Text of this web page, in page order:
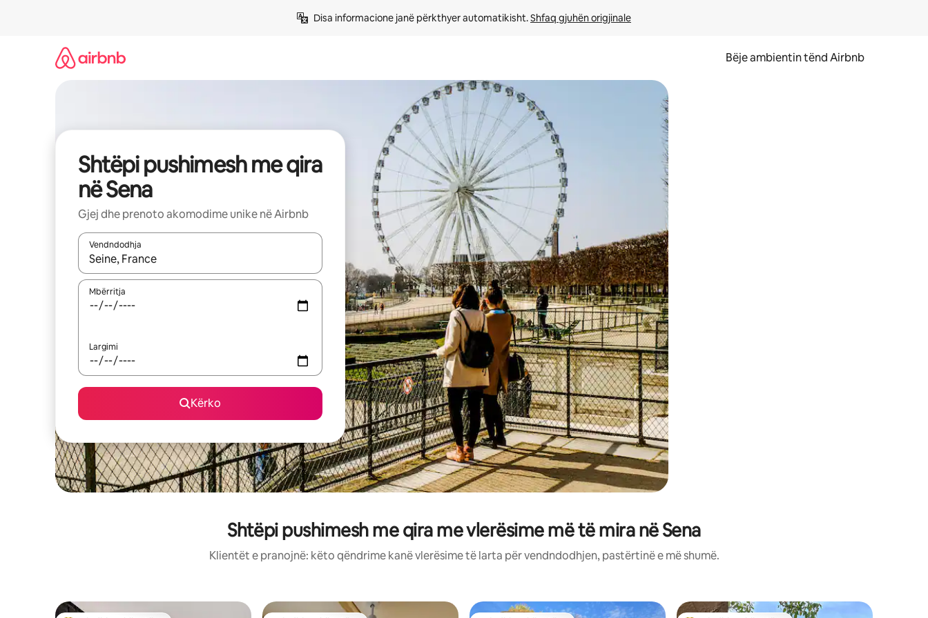
Disa informacione janë përkthyer automatikisht. Shfaq gjuhën origjinale
Bëje ambientin tënd Airbnb
Shtëpi pushimesh me qira
në Sena
Gjej dhe prenoto akomodime unike në Airbnb
Vendndodhja
Kur rezultatet të jenë të disponueshme, lëviz me butonat e shigjetave lart e poshtë ose eksploro duke prekur ose duke lëvizur ekranin.
Mbërritja
Largimi
Kërko
Shtëpi pushimesh me qira me vlerësime më të mira në Sena
Klientët e pranojnë: këto qëndrime kanë vlerësime të larta për vendndodhjen, pastërtinë e më shumë.